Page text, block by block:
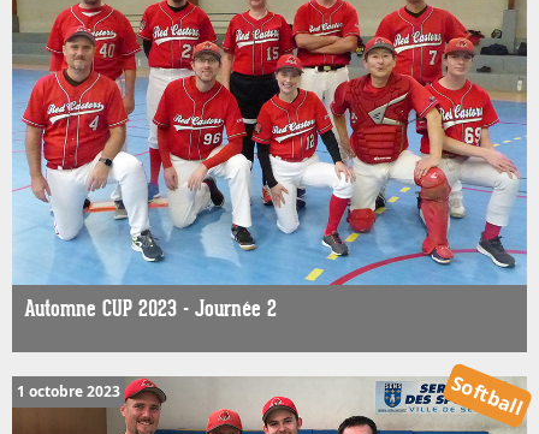
Automne CUP 2023 - Journée 2
Softball
1 octobre 2023